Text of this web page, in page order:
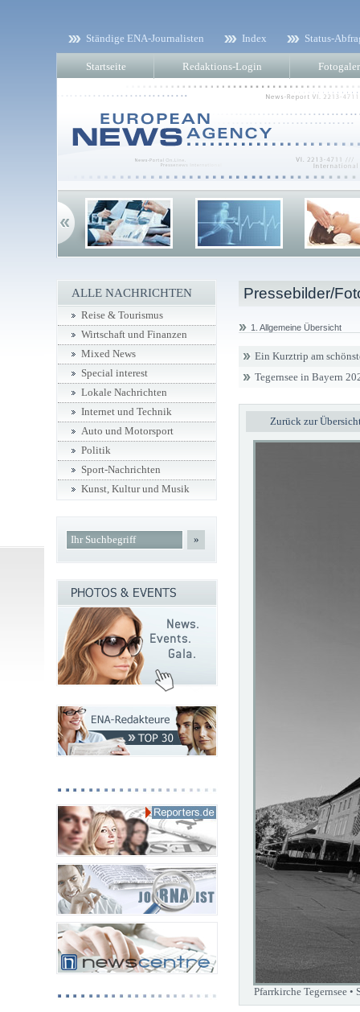
Ständige ENA-Journalisten Index Status-
Startseite Redaktions-Login
Pressebilder/
1. Allgemeine Übersicht
Ein Kurztrip am
Tegernsee in Bayern
Zurück zur
Pfarrkirche Tegernsee •
ALLE NACHRICHTEN
Reise & Tourismus
Wirtschaft und Finanzen
Mixed News
Special interest
Lokale Nachrichten
Internet und Technik
Auto und Motorsport
Politik
Sport-Nachrichten
Kunst, Kultur und Musik
»